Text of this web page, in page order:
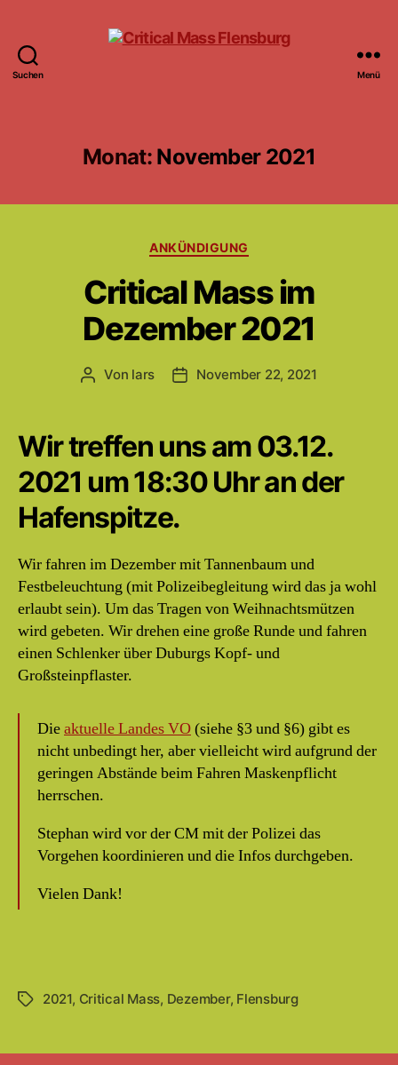
Suchen Menü
Monat: November 2021
Kategorien
ANKÜNDIGUNG
Critical Mass im
Dezember 2021
Beitragsautor
Von lars Beitragsdatum
November 22, 2021
Wir treffen uns am 03.12.
2021 um 18:30 Uhr an der
Hafenspitze.
Wir fahren im Dezember mit Tannenbaum und
Festbeleuchtung (mit Polizeibegleitung wird das ja wohl
erlaubt sein). Um das Tragen von Weihnachtsmützen
wird gebeten. Wir drehen eine große Runde und fahren
einen Schlenker über Duburgs Kopf- und
Großsteinpflaster.
Dieaktuelle Landes VO(siehe §3 und §6) gibt es
nicht unbedingt her, aber vielleicht wird aufgrund der
geringen Abstände beim Fahren Maskenpflicht
herrschen.
Stephan wird vor der CM mit der Polizei das
Vorgehen koordinieren und die Infos durchgeben.
Vielen Dank!
Schlagwörter
2021, Critical Mass, Dezember, Flensburg